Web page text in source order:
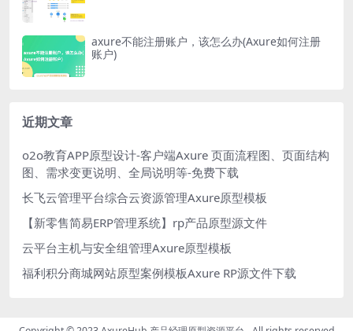
axure不能注册账户，该怎么办(Axure如何注册
账户)
近期文章
o2o教育APP原型设计-客户端Axure 页面流程图、页面结构
图、需求变更说明、全局说明等-免费下载
长飞云管理平台综合云资源管理Axure原型模板
【新零售简易ERP管理系统】rp产品原型源文件
云平台主机与安全组管理Axure原型模板
福利积分商城网站原型案例模板Axure RP源文件下载